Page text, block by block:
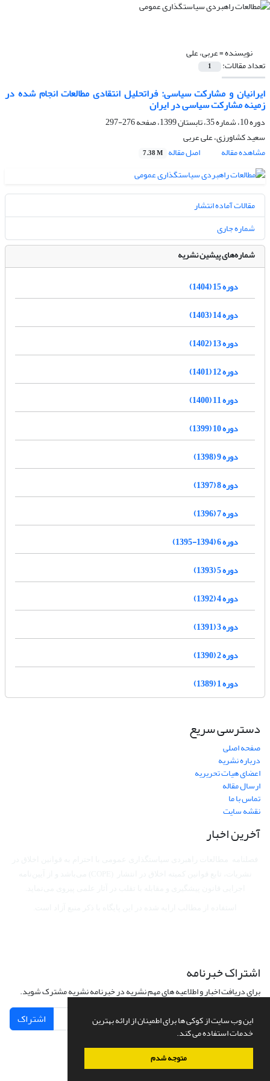
این وب سایت از کوکی ها برای اطمینان از ارائه بهترین
خدمات استفاده می کند.
متوجه شدم
نویسنده =عربی، علی
تعداد مقالات: 1
ایرانیان و مشارکت سیاسی: فراتحلیل انتقادی مطالعات انجام شده در
زمینه مشارکت سیاسی در ایران
دوره 10، شماره 35، تابستان 1399، صفحه
276-297
سعید کشاورزی، علی عربی
مشاهده مقاله
اصل مقاله 7.38 M
مقالات آماده انتشار
شماره جاری
شماره‌های پیشین نشریه
دوره 15 (1404)
دوره 14 (1403)
دوره 13 (1402)
دوره 12 (1401)
دوره 11 (1400)
دوره 10 (1399)
دوره 9 (1398)
دوره 8 (1397)
دوره 7 (1396)
دوره 6 (1394-1395)
دوره 5 (1393)
دوره 4 (1392)
دوره 3 (1391)
دوره 2 (1390)
دوره 1 (1389)
دسترسی سریع
صفحه اصلی
درباره نشریه
اعضای هیات تحریریه
ارسال مقاله
تماس با ما
نقشه سایت
آخرین اخبار
اشتراک خبرنامه
برای دریافت اخبار و اطلاعیه های مهم نشریه در خبرنامه نشریه مشترک شوید.
اشتراک
سامانه مدیریت نشریات علمی.طراحی و پیاده سازی ازسیناوب